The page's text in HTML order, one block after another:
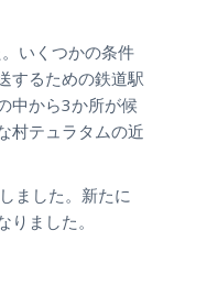
いくつかの条件
するための鉄道駅
中から3か所が候
村テュラタムの近
ました。新たに
りました。